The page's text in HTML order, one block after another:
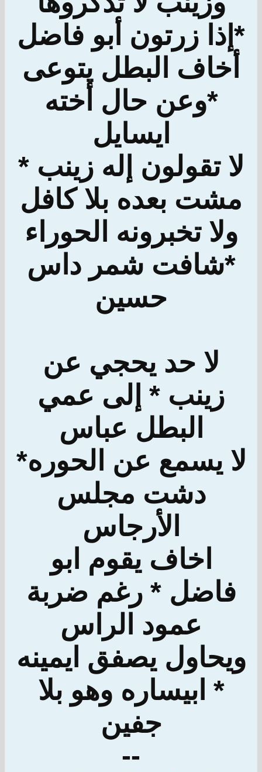
*إذا زرتون أبو فاضل
أخاف البطل يتوعى
*وعن حال أخته
ايسايل
لا تقولون إله زينب *
مشت بعده بلا كافل
ولا تخبرونه الحوراء
*شافت شمر داس
حسين
لا حد يحجي عن
زينب * إلى عمي
البطل عباس
لا يسمع عن الحوره*
دشت مجلس
الأرجاس
اخاف يقوم ابو
فاضل * رغم ضربة
عمود الراس
ويحاول يصفق ايمينه
* ابيساره وهو بلا
جفين
--